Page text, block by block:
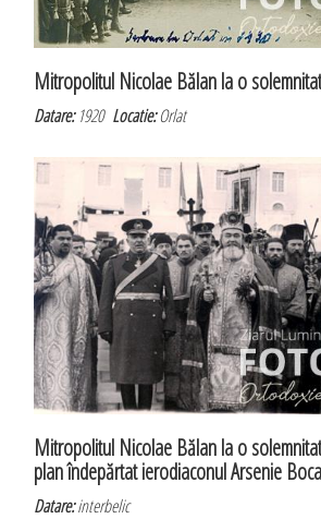
Mitropolitul Nicolae Bălan la o
Datare:1920Locatie:Orlat
Mitropolitul Nicolae Bălan la o
plan îndepărtat ierodiaconul Arsenie Boca
Datare:interbelic